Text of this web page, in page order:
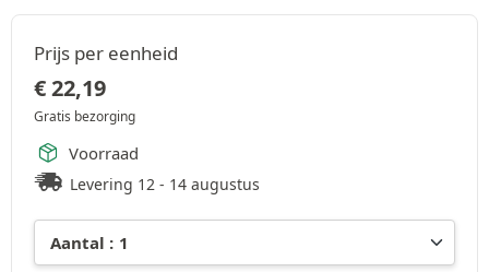
Prijs per eenheid
€22,19
Gratis bezorging
Voorraad
Levering 12 - 14 augustus